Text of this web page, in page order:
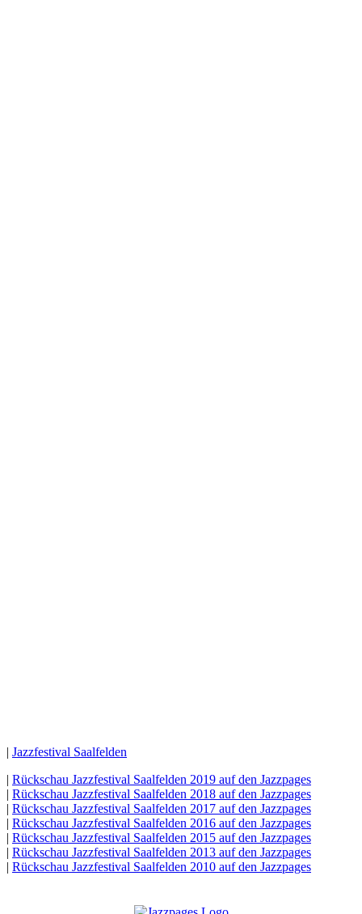
| Jazzfestival Saalfelden
| Rückschau Jazzfestival Saalfelden 2019 auf den Jazzpages
| Rückschau Jazzfestival Saalfelden 2018 auf den Jazzpages
| Rückschau Jazzfestival Saalfelden 2017 auf den Jazzpages
| Rückschau Jazzfestival Saalfelden 2016 auf den Jazzpages
| Rückschau Jazzfestival Saalfelden 2015 auf den Jazzpages
| Rückschau Jazzfestival Saalfelden 2013 auf den Jazzpages
| Rückschau Jazzfestival Saalfelden 2010 auf den Jazzpages